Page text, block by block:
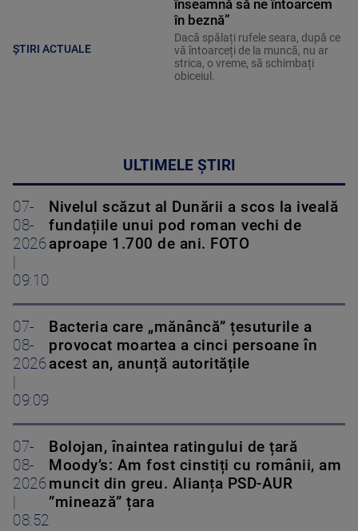
ȘTIRI ACTUALE
înseamnă să ne întoarcem
în beznă”
Dacă spălați rufele seara, după ce
vă întoarceți de la muncă, nu ar
strica, o vreme, să schimbați
obiceiul.
ULTIMELE ȘTIRI
07-
08-
2026
09:10
Nivelul scăzut al Dunării a scos la iveală
fundațiile unui pod roman vechi de
aproape 1.700 de ani. FOTO
07-
08-
2026
09:09
Bacteria care „mănâncă” țesuturile a
provocat moartea a cinci persoane în
acest an, anunță autoritățile
07-
08-
2026
08:52
Bolojan, înaintea ratingului de țară
Moody’s: Am fost cinstiți cu românii, am
muncit din greu. Alianța PSD-AUR
”minează” țara